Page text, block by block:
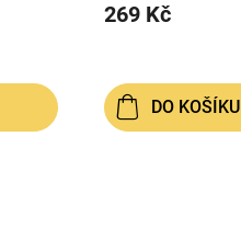
269 Kč
DO KOŠÍKU